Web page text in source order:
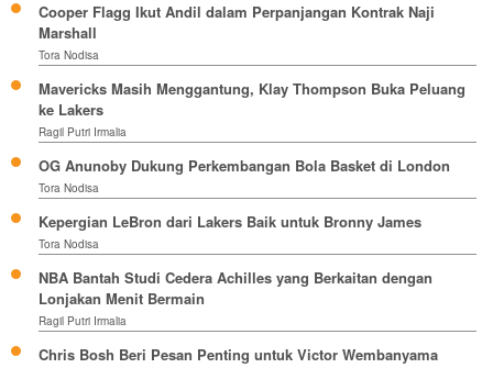
Cooper Flagg Ikut Andil dalam Perpanjangan Kontrak Naji
Marshall
Tora Nodisa
Mavericks Masih Menggantung, Klay Thompson Buka Peluang
ke Lakers
Ragil Putri Irmalia
OG Anunoby Dukung Perkembangan Bola Basket di London
Tora Nodisa
Kepergian LeBron dari Lakers Baik untuk Bronny James
Tora Nodisa
NBA Bantah Studi Cedera Achilles yang Berkaitan dengan
Lonjakan Menit Bermain
Ragil Putri Irmalia
Chris Bosh Beri Pesan Penting untuk Victor Wembanyama